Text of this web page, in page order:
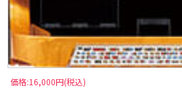
価格:16,000円(税込)